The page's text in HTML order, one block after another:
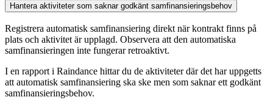
Hantera aktiviteter som saknar godkänt samfinansieringsbehov
Registrera automatisk samfinansiering direkt när kontrakt finns på
plats och aktivitet är upplagd. Observera att den automatiska
samfinansieringen inte fungerar retroaktivt.
I en rapport i Raindance hittar du de aktiviteter där det har uppgetts
att automatisk samfinansiering ska ske men som saknar ett godkänt
samfinansieringsbehov.